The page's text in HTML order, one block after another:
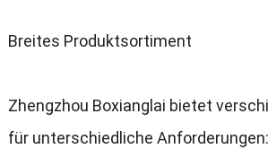
Breites Produktsortiment
Zhengzhou Boxianglai bietet
für unterschiedliche Anforderungen: